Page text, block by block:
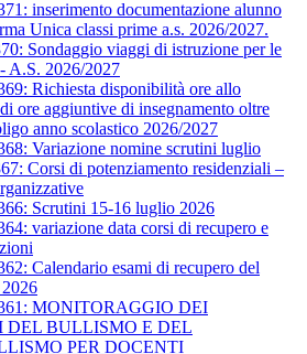
inserimento documentazione alunno
Unica classi prime a.s. 2026/2027.
Sondaggio viaggi di istruzione per le
A.S. 2026/2027
Richiesta disponibilità ore allo
ore aggiuntive di insegnamento oltre
anno scolastico 2026/2027
Variazione nomine scrutini luglio
Corsi di potenziamento residenziali –
Scrutini 15-16 luglio 2026
variazione data corsi di recupero e
Calendario esami di recupero del
MONITORAGGIO DEI
DEL BULLISMO E DEL
PER DOCENTI